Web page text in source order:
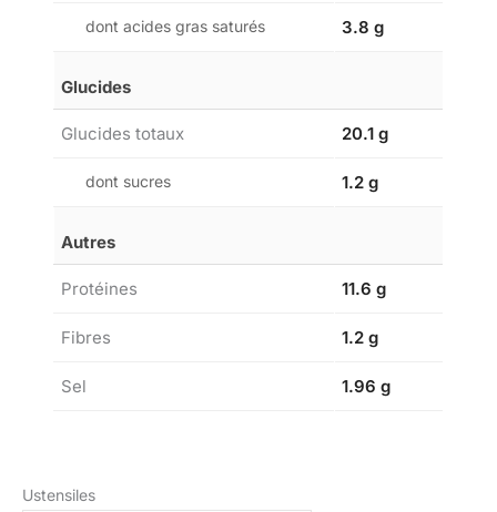
dont acides gras saturés 3.8 g
Glucides
Glucides totaux 20.1 g
dont sucres 1.2 g
Autres
Protéines 11.6 g
Fibres 1.2 g
Sel 1.96 g
Ustensiles